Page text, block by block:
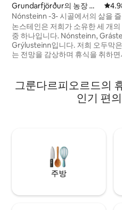
Grundarfjörður의 농장 체
험 숙소
평점
Nónsteinn -3- 시골에서의 삶을
요.
논스테인은 저희가 소유한 세 개
중 하나입니다. Nónsteinn, Grásteinn 및
Grýlusteinn입니다. 저희 오두막은 숨 막히
는 전망을 감상하며 휴식을 취하면
르키우펠스포스 - 스네펠스욕쿠
용암 지대 - 검은 해변 - 조류 생활
경 - 산 전망 - 오로라 - 석양, 멋진
그룬다르피오르드의
인기 편
주방